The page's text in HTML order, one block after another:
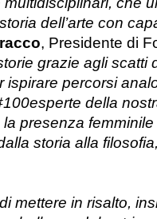
dell’arte con
, Presidente di
grazie agli scatti
ispirare percorsi
della
presenza
storia alla
mettere in risalto,